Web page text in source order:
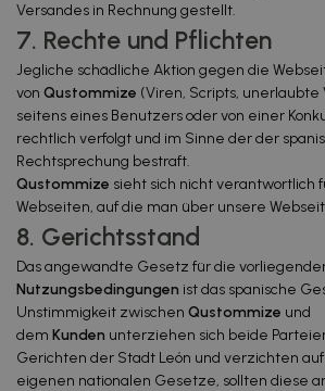
Versandes in Rechnung gestellt.
7. Rechte und Pflichten
Jegliche schädliche Aktion gegen die
von Qustommize (Viren, Scripts,
seitens eines Benutzers oder von einer
rechtlich verfolgt und im Sinne der der
Rechtsprechung bestraft.
Qustommize sieht sich nicht verantwortlich
Webseiten, auf die man über unsere
8. Gerichtsstand
Das angewandte Gesetz für die
Nutzungsbedingungen ist das spanische
Unstimmigkeit zwischen Qustommize und
dem Kunden unterziehen sich beide
Gerichten der Stadt León und verzichten
eigenen nationalen Gesetze, sollten diese